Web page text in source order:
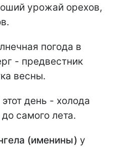
урожай орехов,
погода в
- предвестник
весны.
день - холода
самого лета.
(именины) у